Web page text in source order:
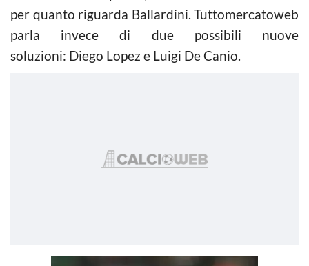
per quanto riguarda Ballardini. Tuttomercatoweb
parla invece di due possibili nuove
soluzioni: Diego Lopez e Luigi De Canio.